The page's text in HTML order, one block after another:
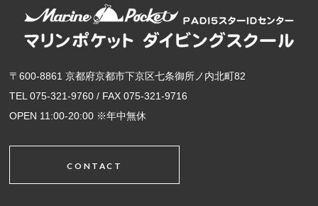
〒600-8861 京都府京都市下京区七条御所ノ内北町82
TEL 075-321-9760 / FAX 075-321-9716
OPEN 11:00-20:00 ※年中無休
CONTACT